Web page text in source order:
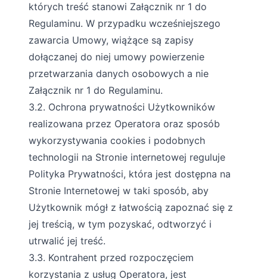
których treść stanowi Załącznik nr 1 do
Regulaminu. W przypadku wcześniejszego
zawarcia Umowy, wiążące są zapisy
dołączanej do niej umowy powierzenie
przetwarzania danych osobowych a nie
Załącznik nr 1 do Regulaminu.
3.2. Ochrona prywatności Użytkowników
realizowana przez Operatora oraz sposób
wykorzystywania cookies i podobnych
technologii na Stronie internetowej reguluje
Polityka Prywatności, która jest dostępna na
Stronie Internetowej w taki sposób, aby
Użytkownik mógł z łatwością zapoznać się z
jej treścią, w tym pozyskać, odtworzyć i
utrwalić jej treść.
3.3. Kontrahent przed rozpoczęciem
korzystania z usług Operatora, jest